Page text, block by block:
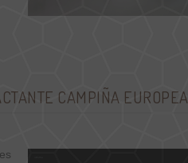
CAMPIÑA EUROPEA